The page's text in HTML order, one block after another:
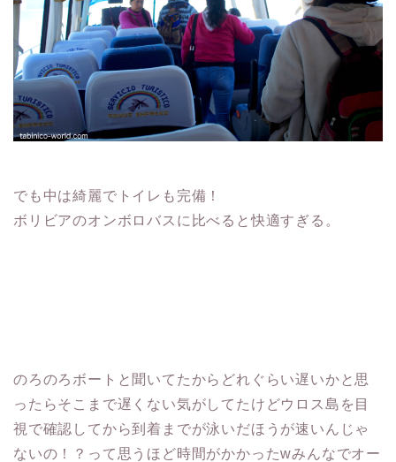
でも中は綺麗でトイレも完備！
ボリビアのオンボロバスに比べると快適すぎる。
のろのろボートと聞いてたからどれぐらい遅いかと思
ったらそこまで遅くない気がしてたけどウロス島を目
視で確認してから到着までが泳いだほうが速いんじゃ
ないの！？って思うほど時間がかかったwみんなでオー